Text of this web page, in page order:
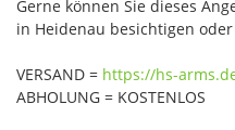
Gerne können Sie dieses
in Heidenau besichtigen
VERSAND = https://hs-
ABHOLUNG = KOSTENLOS